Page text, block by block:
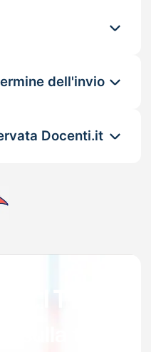
dell'invio
Docenti.it